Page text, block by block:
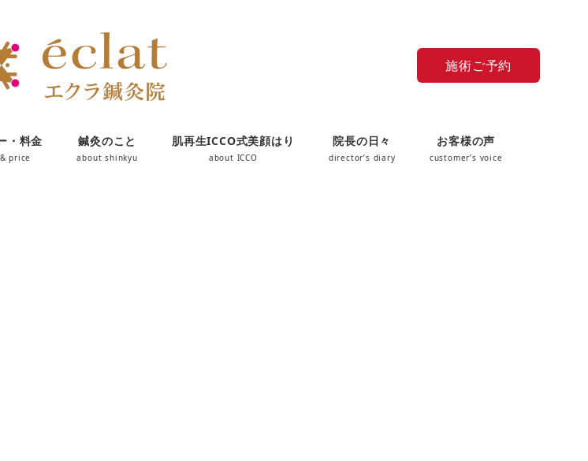
施術ご予約
・料金
price
鍼灸のこと
about shinkyu
肌再生ICCO式美顔はり
about ICCO
院長の日々
director’s diary
お客様の声
customer’s voice